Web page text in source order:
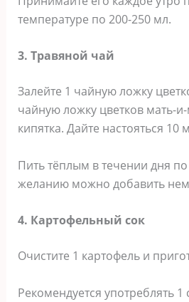
температуре по 200-250 мл.
3. Травяной чай
Залейте 1 чайную ложку
чайную ложку цветков мать-
кипятка. Дайте настояться 10
Пить тёплым в течении дня
желанию можно добавить
4. Картофельный сок
Очистите 1 картофель и
Рекомендуется употреблять